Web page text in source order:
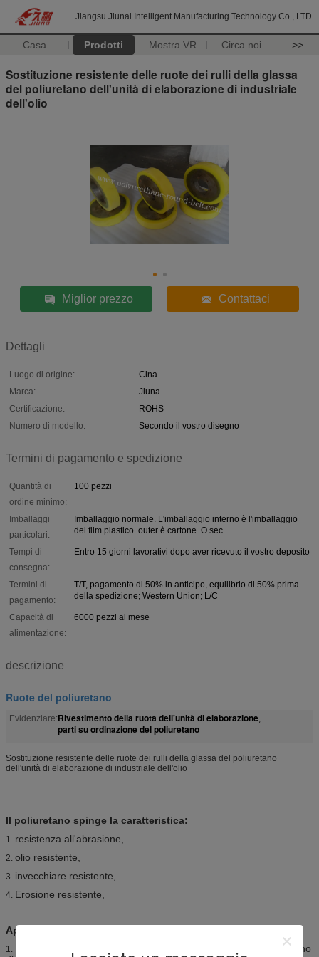
Jiangsu Jiunai Intelligent Manufacturing Technology Co., LTD
Casa Prodotti Mostra VR Circa noi >>
Sostituzione resistente delle ruote dei rulli della glassa
del poliuretano dell'unità di elaborazione di industriale
dell'olio
Miglior prezzo Contattaci
Dettagli
Luogo di origine:
Cina
Marca:
Jiuna
Certificazione:
ROHS
Numero di modello:
Secondo il vostro disegno
Termini di pagamento e spedizione
Quantità di
ordine minimo:
100 pezzi
Imballaggi
particolari:
Imballaggio normale. L'imballaggio interno è l'imballaggio
del film plastico .outer è cartone. O sec
Tempi di
consegna:
Entro 15 giorni lavorativi dopo aver ricevuto il vostro deposito
Termini di
pagamento:
T/T, pagamento di 50% in anticipo, equilibrio di 50% prima
della spedizione; Western Union; L/C
Capacità di
alimentazione:
6000 pezzi al mese
descrizione
Ruote del poliuretano
Evidenziare:Rivestimento della ruota dell'unità di elaborazione,
parti su ordinazione del poliuretano
Sostituzione resistente delle ruote dei rulli della glassa del poliuretano
dell'unità di elaborazione di industriale dell'olio
Il poliuretano spinge la caratteristica:
1. resistenza all'abrasione,
2. olio resistente,
3. invecchiare resistente,
4. Erosione resistente,
Applicazione:
1.
Ampiamente usato in accessorio ceramico del macchinario, forno